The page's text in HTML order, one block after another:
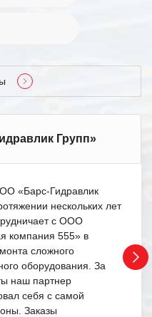
Групп»
«Барс-Гидравлик
нескольких лет
с ООО
компания 555» в
сложного
оборудования. За
наш партнер
себя с самой
Заказы